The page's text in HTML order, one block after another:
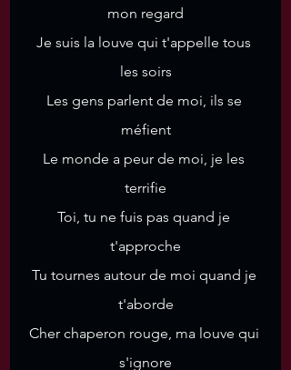
mon regard
Je suis la louve qui t'appelle tous
les soirs
Les gens parlent de moi, ils se
méfient
Le monde a peur de moi, je les
terrifie
Toi, tu ne fuis pas quand je
t'approche
Tu tournes autour de moi quand je
t'aborde
Cher chaperon rouge, ma louve qui
s'ignore